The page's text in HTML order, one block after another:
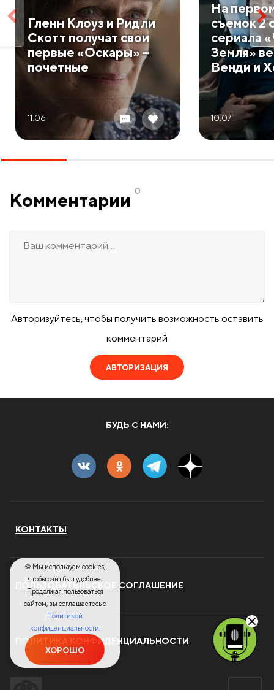
Гленн Клоуз и Ридли
Скотт получат свои
первые «Оскары» –
почетные
11.06
На
съемок 2
сериала
Земля»
Венди и
10.07
Комментарии 0
Авторизуйтесь, чтобы получить возможность оставить
комментарий
АВТОРИЗАЦИЯ
БУДЬ С НАМИ:
КОНТАКТЫ
ПОЛЬЗОВАТЕЛЬСКОЕ СОГЛАШЕНИЕ
ПОЛИТИКА КОНФИДЕНЦИАЛЬНОСТИ
🍪 Мы используем cookies,
чтобы сайт был удобнее.
Продолжая пользоваться
сайтом, вы соглашаетесь с
Политикой
конфиденциальности.
ХОРОШО